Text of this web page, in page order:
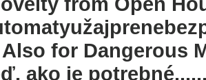
for Dangerous
ako je